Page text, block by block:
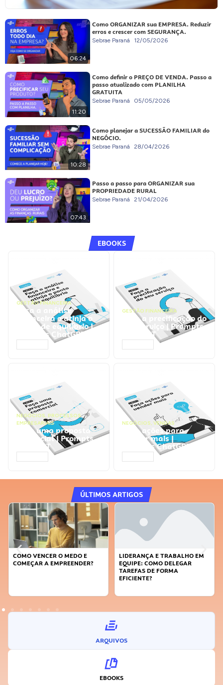
06:24
Como ORGANIZAR sua EMPRESA. Reduzir
erros e crescer com SEGURANÇA.
Sebrae Paraná 12/05/2026
11:20
Como definir o PREÇO DE VENDA. Passo a
passo atualizado com PLANILHA
GRATUITA
Sebrae Paraná 05/05/2026
10:28
Como planejar a SUCESSÃO FAMILIAR do
NEGÓCIO.
Sebrae Paraná 28/04/2026
07:43
Passo a passo para ORGANIZAR sua
PROPRIEDADE RURAL
Sebrae Paraná 21/04/2026
EBOOKS
GESTÃO FINANCEIRA
Faça a análise
financeira e atinja o
ponto de equilíbrio |
Prompts ChatGPT
GESTÃO FINANCEIRA
Faça a precificação do
seu serviço | Prompts
ChatGPT
NEGÓCIOS, PROCESSOS
EMPRESARIAIS
Faça uma proposta
comercial | Prompts
ChatGPT
NEGÓCIOS, VENDAS
Faça ações para
vender mais |
Prompts ChatGPT
ÚLTIMOS ARTIGOS
COMO VENCER O MEDO E
COMEÇAR A EMPREENDER?
LIDERANÇA E TRABALHO EM
EQUIPE: COMO DELEGAR
TAREFAS DE FORMA
EFICIENTE?
ARQUIVOS
EBOOKS